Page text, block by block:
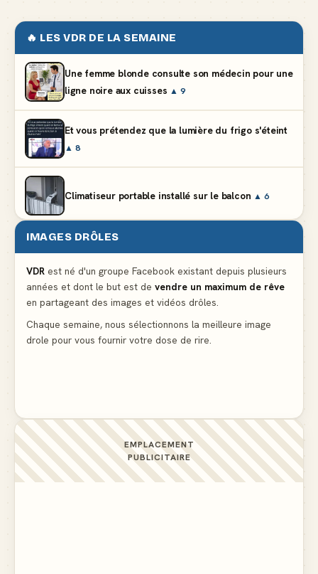
🔥 LES VDR DE LA SEMAINE
Une femme blonde consulte son médecin pour une
ligne noire aux cuisses ▲ 9
Et vous prétendez que la lumière du frigo s'éteint
▲ 8
Climatiseur portable installé sur le balcon ▲ 6
Le mendiant revient avec un livre de cuisine ▲ 5
Ne pleure pas mon Martin, c'est juste du football
IMAGES DRÔLES
VDR est né d'un groupe Facebook existant depuis plusieurs
années et dont le but est de vendre un maximum de rêve
en partageant des images et vidéos drôles.
Chaque semaine, nous sélectionnons la meilleure image
drole pour vous fournir votre dose de rire.
EMPLACEMENT
PUBLICITAIRE